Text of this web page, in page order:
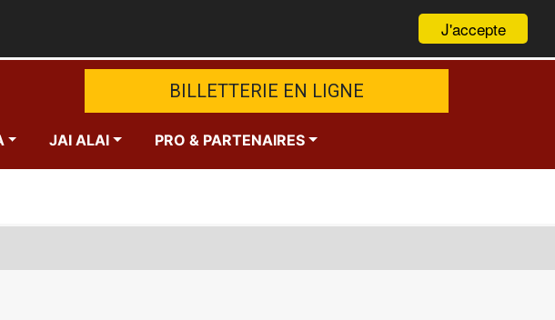
J'accepte
BILLETTERIE EN LIGNE
JAI ALAI PRO & PARTENAIRES